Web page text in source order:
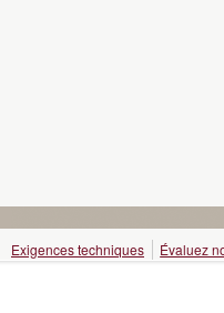
Exigences techniques Évaluez